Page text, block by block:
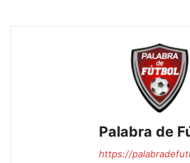
Palabra de
https://